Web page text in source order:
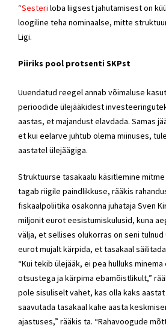
“Sesteri loba liigsest jahutamisest on
loogiline teha nominaalse, mitte
Ligi.
Piiriks pool protsenti SKPst
Uuendatud reegel annab võimaluse
perioodide ülejääkidest
aastas, et majandust elavdada. Samas
et kui eelarve juhtub olema miinuses,
aastatel ülejäägiga.
Struktuurse tasakaalu käsitlemine
tagab riigile paindlikkuse, rääkis
fiskaalpoliitika osakonna juhataja Sven
miljonit eurot eesistumiskulusid, kuna
välja, et sellises olukorras on seni tulnud
eurot mujalt kärpida, et tasakaal
“Kui tekib ülejääk, ei pea hulluks
otsustega ja kärpima ebamõistlikult,”
pole sisuliselt vahet, kas olla kaks
saavutada tasakaal kahe aasta
ajastuses,” rääkis ta. “Rahavoogude